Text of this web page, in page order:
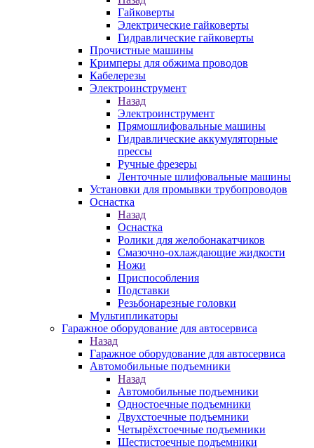
Гайковерты
Электрические гайковерты
Гидравлические гайковерты
Прочистные машины
Кримперы для обжима проводов
Кабелерезы
Электроинструмент
Назад
Электроинструмент
Прямошлифовальные машины
Гидравлические аккумуляторные
прессы
Ручные фрезеры
Ленточные шлифовальные машины
Установки для промывки трубопроводов
Оснастка
Назад
Оснастка
Ролики для желобонакатчиков
Смазочно-охлаждающие жидкости
Ножи
Приспособления
Подставки
Резьбонарезные головки
Мультипликаторы
Гаражное оборудование для автосервиса
Назад
Гаражное оборудование для автосервиса
Автомобильные подъемники
Назад
Автомобильные подъемники
Одностоечные подъемники
Двухстоечные подъемники
Четырёхстоечные подъемники
Шестистоечные подъемники